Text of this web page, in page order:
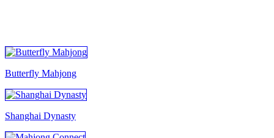
Butterfly Mahjong
Shanghai Dynasty